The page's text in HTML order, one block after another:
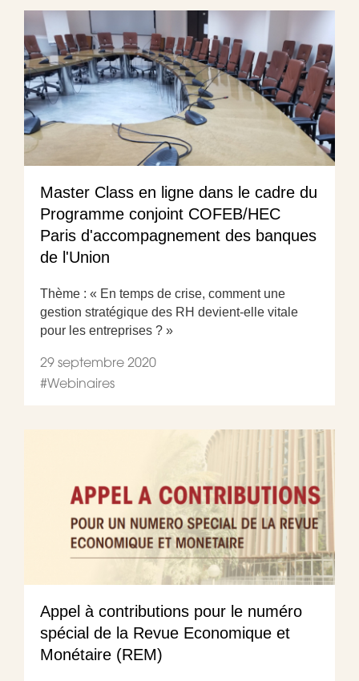
Master Class en ligne dans le cadre du
Programme conjoint COFEB/HEC
Paris d'accompagnement des banques
de l'Union
Thème : « En temps de crise, comment une
gestion stratégique des RH devient-elle vitale
pour les entreprises ? »
29 septembre 2020
#Webinaires
Appel à contributions pour le numéro
spécial de la Revue Economique et
Monétaire (REM)